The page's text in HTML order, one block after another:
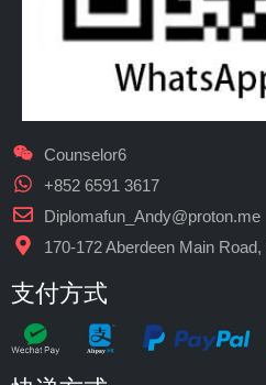
Counselor6
+852 6591 3617
Diplomafun_Andy@proton.me
170-172 Aberdeen Main
支付方式